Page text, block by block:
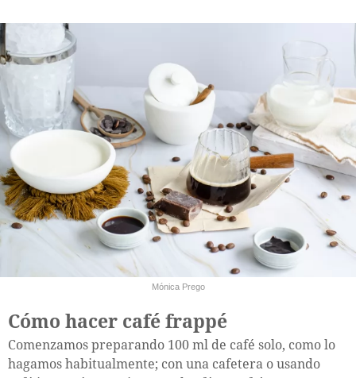
Mónica Prego
Cómo hacer café frappé
Comenzamos preparando 100 ml de café solo, como lo
hagamos habitualmente; con una cafetera o usando